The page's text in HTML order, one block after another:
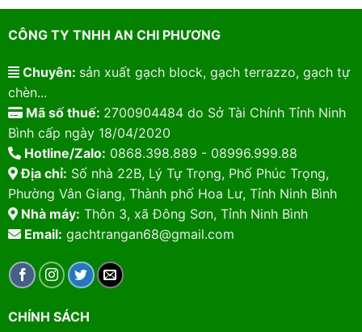
CÔNG TY TNHH AN CHI PHƯƠNG
Chuyên: sản xuất gạch block, gạch terrazzo, gạch tự
chèn...
Mã số thuế: 2700904484 do Sở Tài Chính Tỉnh Ninh
Bình cấp ngày 18/04/2020
Hotline/Zalo: 0868.398.889 - 08996.999.88
Địa chỉ: Số nhà 22B, Lý Tự Trọng, Phố Phúc Trọng,
Phường Vân Giang, Thành phố Hoa Lư, Tỉnh Ninh Bình
Nhà máy: Thôn 3, xã Đông Sơn, Tỉnh Ninh Bình
Email: gachtrangan68@gmail.com
CHÍNH SÁCH